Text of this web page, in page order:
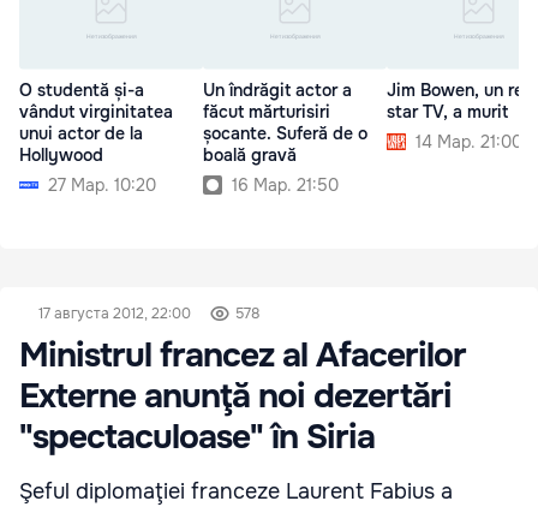
O studentă și-a
vândut virginitatea
unui actor de la
Hollywood
27 Мар. 10:20
Un îndrăgit actor a
făcut mărturisiri
șocante. Suferă de o
boală gravă
16 Мар. 21:50
Jim Bowen, un
star TV, a murit
14 Мар. 21:00
17 августа 2012, 22:00 578
Ministrul francez al Afacerilor
Externe anunţă noi dezertări
"spectaculoase" în Siria
Şeful diplomaţiei franceze Laurent Fabius a